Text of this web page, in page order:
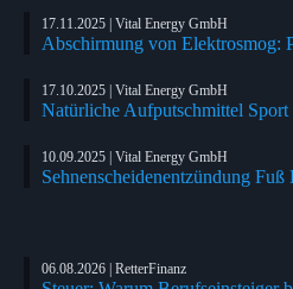
17.11.2025 | Vital Energy GmbH
Abschirmung von Elektrosmog:
17.10.2025 | Vital Energy GmbH
Natürliche Aufputschmittel Sport
10.09.2025 | Vital Energy GmbH
Sehnenscheidenentzündung Fuß
06.08.2026 | RetterFinanz